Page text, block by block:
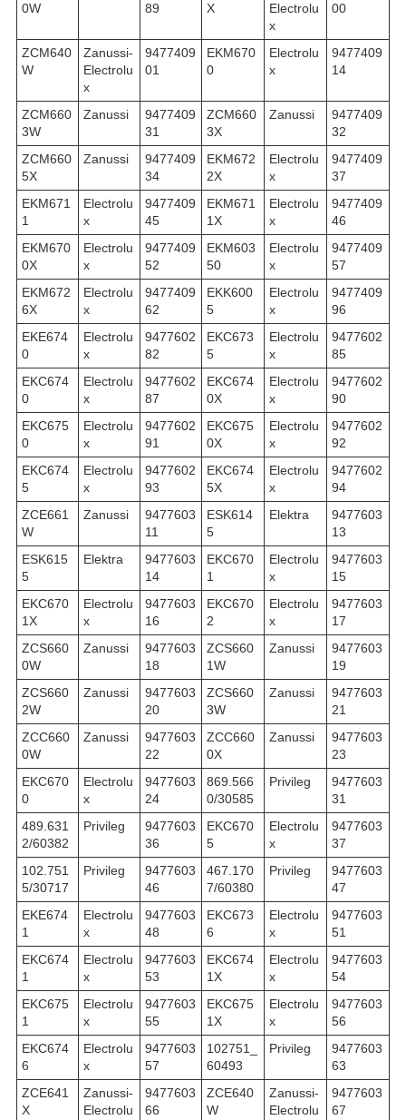
0W
89
X
Electrolu
x
00
ZCM640
W
Zanussi-
Electrolu
x
9477409
01
EKM670
0
Electrolu
x
9477409
14
ZCM660
3W
Zanussi
9477409
31
ZCM660
3X
Zanussi
9477409
32
ZCM660
5X
Zanussi
9477409
34
EKM672
2X
Electrolu
x
9477409
37
EKM671
1
Electrolu
x
9477409
45
EKM671
1X
Electrolu
x
9477409
46
EKM670
0X
Electrolu
x
9477409
52
EKM603
50
Electrolu
x
9477409
57
EKM672
6X
Electrolu
x
9477409
62
EKK600
5
Electrolu
x
9477409
96
EKE674
0
Electrolu
x
9477602
82
EKC673
5
Electrolu
x
9477602
85
EKC674
0
Electrolu
x
9477602
87
EKC674
0X
Electrolu
x
9477602
90
EKC675
0
Electrolu
x
9477602
91
EKC675
0X
Electrolu
x
9477602
92
EKC674
5
Electrolu
x
9477602
93
EKC674
5X
Electrolu
x
9477602
94
ZCE661
W
Zanussi
9477603
11
ESK614
5
Elektra
9477603
13
ESK615
5
Elektra
9477603
14
EKC670
1
Electrolu
x
9477603
15
EKC670
1X
Electrolu
x
9477603
16
EKC670
2
Electrolu
x
9477603
17
ZCS660
0W
Zanussi
9477603
18
ZCS660
1W
Zanussi
9477603
19
ZCS660
2W
Zanussi
9477603
20
ZCS660
3W
Zanussi
9477603
21
ZCC660
0W
Zanussi
9477603
22
ZCC660
0X
Zanussi
9477603
23
EKC670
0
Electrolu
x
9477603
24
869.566
0/30585
Privileg
9477603
31
489.631
2/60382
Privileg
9477603
36
EKC670
5
Electrolu
x
9477603
37
102.751
5/30717
Privileg
9477603
46
467.170
7/60380
Privileg
9477603
47
EKE674
1
Electrolu
x
9477603
48
EKC673
6
Electrolu
x
9477603
51
EKC674
1
Electrolu
x
9477603
53
EKC674
1X
Electrolu
x
9477603
54
EKC675
1
Electrolu
x
9477603
55
EKC675
1X
Electrolu
x
9477603
56
EKC674
6
Electrolu
x
9477603
57
102751_
60493
Privileg
9477603
63
ZCE641
X
Zanussi-
Electrolu
9477603
66
ZCE640
W
Zanussi-
Electrolu
9477603
67